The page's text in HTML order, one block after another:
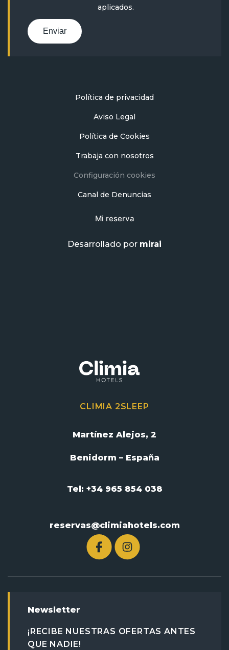
aplicados.
Enviar
Política de privacidad
Aviso Legal
Política de Cookies
Trabaja con nosotros
Configuración cookies
Canal de Denuncias
Mi reserva
Desarrollado por mirai
CLIMIA 2SLEEP
Martínez Alejos, 2
Benidorm – España
Tel: +34 965 854 038
reservas@climiahotels.com
Newsletter
¡RECIBE NUESTRAS OFERTAS ANTES
QUE NADIE!